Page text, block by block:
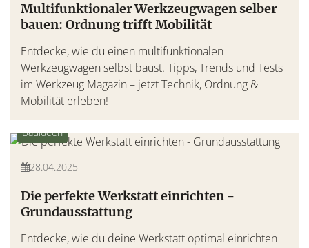
Multifunktionaler Werkzeugwagen selber
bauen: Ordnung trifft Mobilität
Entdecke, wie du einen multifunktionalen
Werkzeugwagen selbst baust. Tipps, Trends und Tests
im Werkzeug Magazin – jetzt Technik, Ordnung &
Mobilität erleben!
Bauideen
28.04.2025
Die perfekte Werkstatt einrichten -
Grundausstattung
Entdecke, wie du deine Werkstatt optimal einrichten